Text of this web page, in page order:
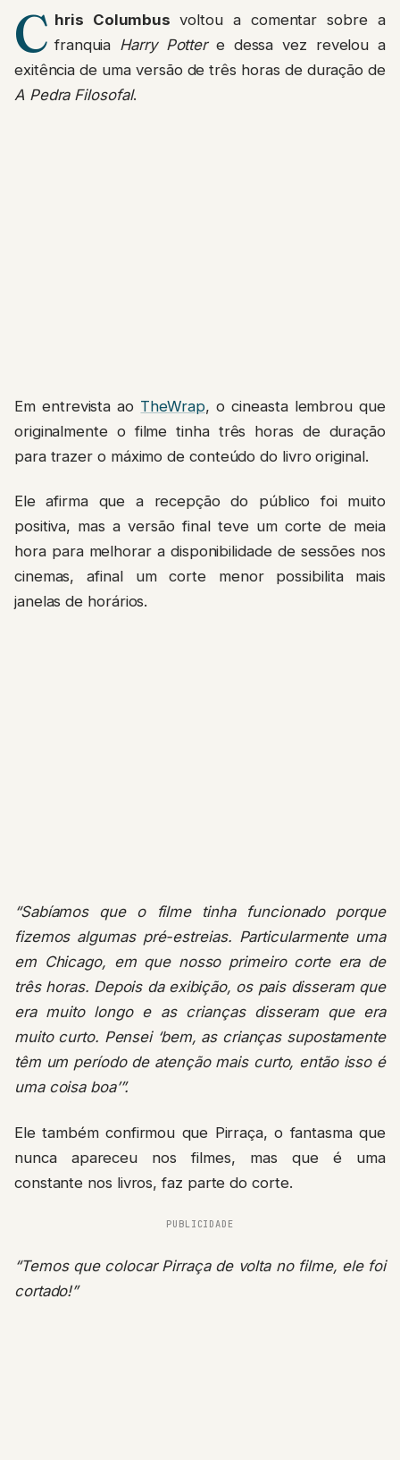
C hris Columbusvoltou a comentar sobre a
franquia Harry Potter e dessa vez revelou a
exitência de uma versão de três horas de duração de
A Pedra Filosofal.
Em entrevista ao TheWrap, o cineasta lembrou que
originalmente o filme tinha três horas de duração
para trazer o máximo de conteúdo do livro original.
Ele afirma que a recepção do público foi muito
positiva, mas a versão final teve um corte de meia
hora para melhorar a disponibilidade de sessões nos
cinemas, afinal um corte menor possibilita mais
janelas de horários.
“Sabíamos que o filme tinha funcionado porque
fizemos algumas pré-estreias. Particularmente uma
em Chicago, em que nosso primeiro corte era de
três horas. Depois da exibição, os pais disseram que
era muito longo e as crianças disseram que era
muito curto. Pensei ‘bem, as crianças supostamente
têm um período de atenção mais curto, então isso é
uma coisa boa’”.
Ele também confirmou que Pirraça, o fantasma que
nunca apareceu nos filmes, mas que é uma
constante nos livros, faz parte do corte.
PUBLICIDADE
“Temos que colocar Pirraça de volta no filme, ele foi
cortado!”